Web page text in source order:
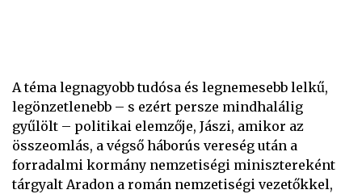
A téma legnagyobb tudósa és legnemesebb lelkű,
legönzetlenebb – s ezért persze mindhalálig
gyűlölt – politikai elemzője, Jászi, amikor az
összeomlás, a végső háborús vereség után a
forradalmi kormány nemzetiségi minisztereként
tárgyalt Aradon a román nemzetiségi vezetőkkel,